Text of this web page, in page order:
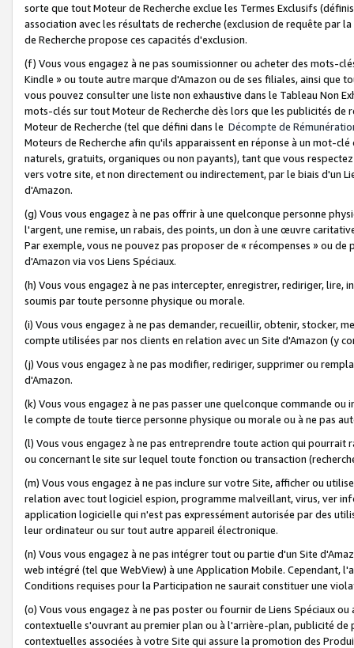
sorte que tout Moteur de Recherche exclue les Termes Exclusifs
association avec les résultats de recherche (exclusion de requête
de Recherche propose ces capacités d'exclusion.
(f) Vous vous engagez à ne pas soumissionner ou acheter des mots-
Kindle » ou toute autre marque d'Amazon ou de ses filiales, ainsi que
vous pouvez consulter une liste non exhaustive dans le Tableau Non
mots-clés sur tout Moteur de Recherche dès lors que les publicités de
Moteur de Recherche (tel que défini dans le Décompte de
Moteurs de Recherche afin qu'ils apparaissent en réponse à un mot-
naturels, gratuits, organiques ou non payants), tant que vous
vers votre site, et non directement ou indirectement, par le biais d'un
d'Amazon.
(g) Vous vous engagez à ne pas offrir à une quelconque personne
l'argent, une remise, un rabais, des points, un don à une œuvre
Par exemple, vous ne pouvez pas proposer de « récompenses » ou
d'Amazon via vos Liens Spéciaux.
(h) Vous vous engagez à ne pas intercepter, enregistrer, rediriger,
soumis par toute personne physique ou morale.
(i) Vous vous engagez à ne pas demander, recueillir, obtenir, stocker,
compte utilisées par nos clients en relation avec un Site d'Amazon (y
(j) Vous vous engagez à ne pas modifier, rediriger, supprimer ou
d'Amazon.
(k) Vous vous engagez à ne pas passer une quelconque commande
le compte de toute tierce personne physique ou morale ou à ne pas
(l) Vous vous engagez à ne pas entreprendre toute action qui
ou concernant le site sur lequel toute fonction ou transaction
(m) Vous vous engagez à ne pas inclure sur votre Site, afficher ou
relation avec tout logiciel espion, programme malveillant, virus, ver
application logicielle qui n'est pas expressément autorisée par des
leur ordinateur ou sur tout autre appareil électronique.
(n) Vous vous engagez à ne pas intégrer tout ou partie d'un Site
web intégré (tel que WebView) à une Application Mobile. Cependant,
Conditions requises pour la Participation ne saurait constituer une
(o) Vous vous engagez à ne pas poster ou fournir de Liens Spéciaux
contextuelle s'ouvrant au premier plan ou à l'arrière-plan, publicité
contextuelles associées à votre Site qui assure la promotion des